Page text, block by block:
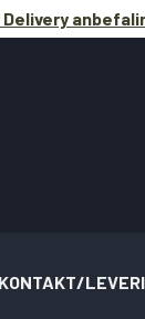
KONTAKT/